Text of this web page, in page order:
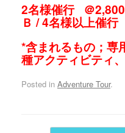
2名様催行 ＠
Ｂ / 4名様以上催
*含まれるもの；専
種アクティビティ
Posted in Adventure Tour.